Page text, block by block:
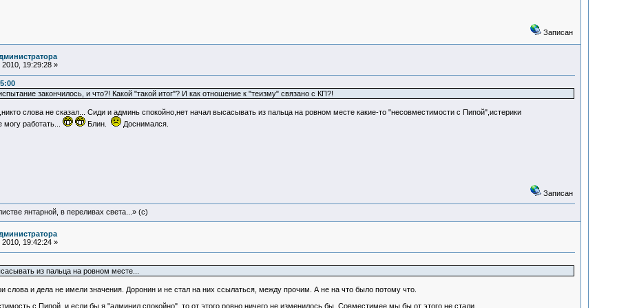
Записан
19:29:28 »
закончилось, и что?! Какой "такой итог"? И как отношение к "теизму" связано с КП?!
слова не сказал... Сиди и админь спокойно,нет начал высасывать из пальца на ровном месте какие-то "несовместимости с Пипой",истерики
работать...
Блин. Доснимался.
Записан
янтарной, в переливах света...» (c)
19:42:24 »
из пальца на ровном месте...
слова и дела не имели значения. Доронин и не стал на них ссылаться, между прочим. А не на что было потому что.
с Пипой, и если бы я "админил спокойно", то от этого ровно ничего не изменилось бы. Совместимее мы бы от этого не стали.